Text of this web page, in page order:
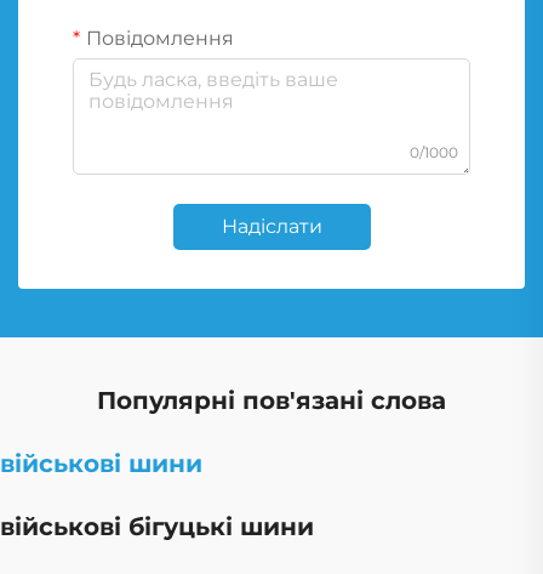
Повідомлення
0/1000
Надіслати
Популярні пов'язані слова
військові шини
військові бігуцькі шини